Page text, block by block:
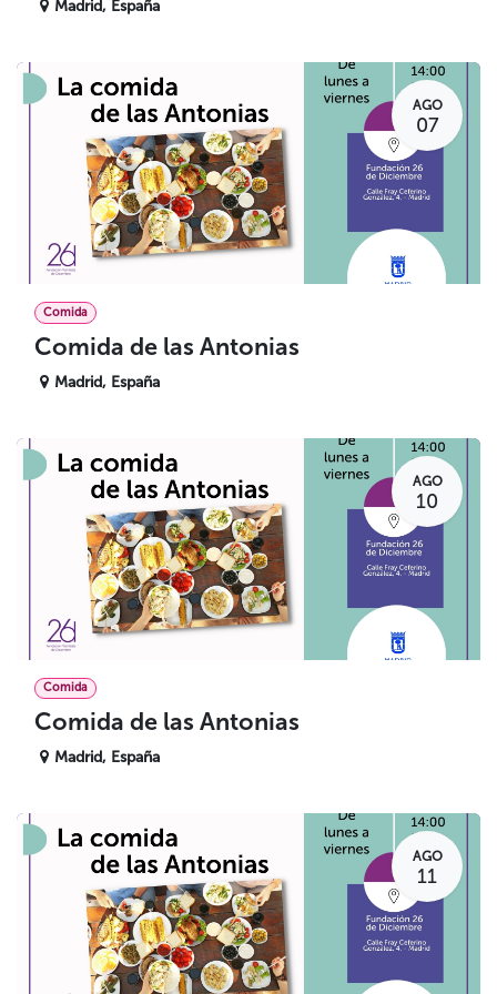
Madrid, España
AGO
07
Comida
Comida de las Antonias
Madrid, España
AGO
10
Comida
Comida de las Antonias
Madrid, España
AGO
11